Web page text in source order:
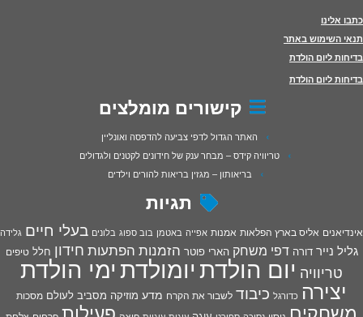
כתבו אלינו
תנאי השימוש באתר
בדיחות ליום הולדת
בדיחות ליום הולדת
קישורים מומלצים
האתר הגדול לדפי צביעה להדפסה ואונליין
טריוויה קידס – מבחר ענק של חידונים לקטנים ולגדולים
בריאותון – מגזין בריאות להורים וילדים
תגיות
אינדיאנים אליס בארץ הפלאות אמנות אפייה באטמן בוב ספוג בלונים בעלי חיים גלידה
גליל נייר דורה דפי משחק הארי פוטר הזמנות הפתעות חידון חלל טיפים
טריוויה יום הולדתיומולדתימי הולדת
יצירה כדורגל כיבוד לשבור את הקרח מדע מוזיקה מסביב לעולם מסכות